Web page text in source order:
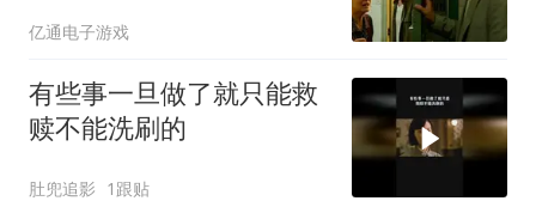
亿通电子游戏
有些事一旦做了就只能救
赎不能洗刷的
肚兜追影 1跟贴